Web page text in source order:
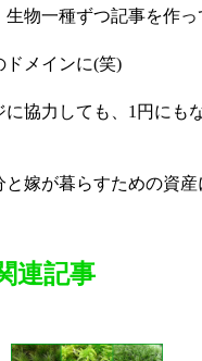
物一種ずつ記事を作っ
ドメインに(笑)
協力しても、1円にも
嫁が暮らすための資産
連記事